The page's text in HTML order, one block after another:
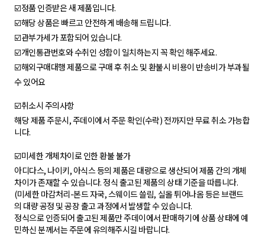
☑️정품 인증받은 새 제품입니다.
☑️해당 상품은 빠르고 안전하게 배송해 드립니다.
☑️관부가세가 포함되어 있습니다.
☑️개인통관번호와 수취인 성함이 일치하는지 꼭 확인 해주세요.
☑️해외구매대행 제품으로 구매 후 취소 및 환불시 비용이 반송비가 부과될
수 있어요
☑️취소시 주의사항
해당 제품 주문시, 주데이에서 주문 확인(수락) 전까지만 무료 취소 가능합
니다.
☑️미세한 개체차이로 인한 환불 불가
아디다스, 나이키, 아식스 등의 제품은 대량으로 생산되어 제품 간의 개체
차이가 존재할 수 있습니다. 정식 출고된 제품의 상태 기준을 따릅니다.
(미세한 마감처리-본드 자국, 스웨이드 쓸림, 실올 튀어나옴 등은 브랜드
의 대량 공정 및 공장 출고 과정에서 발생할 수 있습니다.
정식으로 인증되어 출고된 제품만 주데이에서 판매하기에 상품 상태에 예
민하신 분께서는 주문에 유의해주시길 바랍니다.